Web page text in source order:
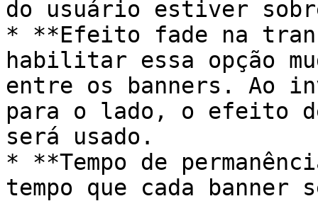
do usuário estiver
* **Efeito fade na
habilitar essa opção
entre os banners. Ao
para o lado, o efeito
será usado.
* **Tempo de
tempo que cada